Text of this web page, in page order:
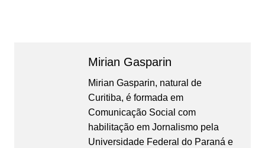
Mirian Gasparin
Mirian Gasparin, natural de
Curitiba, é formada em
Comunicação Social com
habilitação em Jornalismo pela
Universidade Federal do Paraná e